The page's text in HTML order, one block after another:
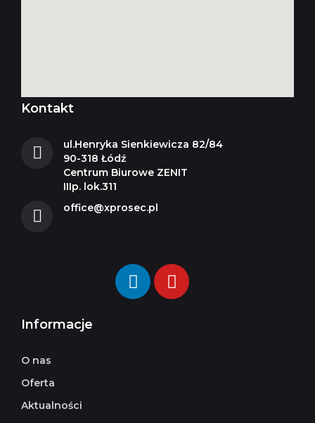
Kontakt
ul.Henryka Sienkiewicza 82/84
90-318 Łódź
Centrum Biurowe ZENIT
IIIp. lok.311
office@xprosec.pl
Informacje
O nas
Oferta
Aktualności